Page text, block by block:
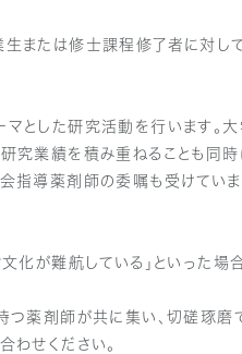
または修士課程修了者に対
とした研究活動を行います。大
究業績を積み重ねることも同
指導薬剤師の委嘱も受けてい
化が難航している」といった
つ薬剤師が共に集い、切磋琢
わせください。